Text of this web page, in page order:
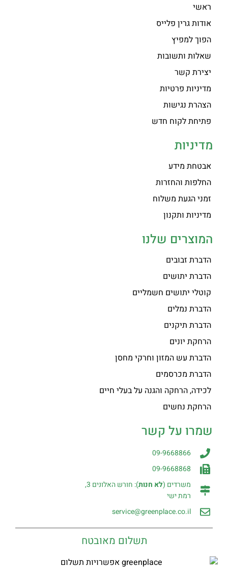
ראשי
אודות גרין פלייס
הפוך למפיץ
שאלות ותשובות
יצירת קשר
מדיניות פרטיות
הצהרת נגישות
פתיחת לקוח חדש
מדיניות
אבטחת מידע
החלפות והחזרות
זמני הגעת משלוח
מדיניות ותקנון
המוצרים שלנו
הדברת זבובים
הדברת יתושים
קוטלי יתושים חשמליים
הדברת נמלים
הדברת תיקנים
הרחקת יונים
הדברת עש המזון וחרקי מחסן
הדברת מכרסמים
לכידה, הרחקה והגנה על בעלי חיים
הרחקת נחשים
שמרו על קשר
09-9668866
09-9668868
משרדים (לא חנות): חורש האלונים 3,
רמת ישי
service@greenplace.co.il
תשלום מאובטח